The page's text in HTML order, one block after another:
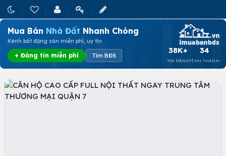
Mua Bán Nhà Đất Nhanh Chóng
Kênh bất động sản miễn phí, uy tín
+ Đăng tin miễn phí Tìm BĐS
38K+
TIN ĐĂNG
34
TỈNH THÀNH